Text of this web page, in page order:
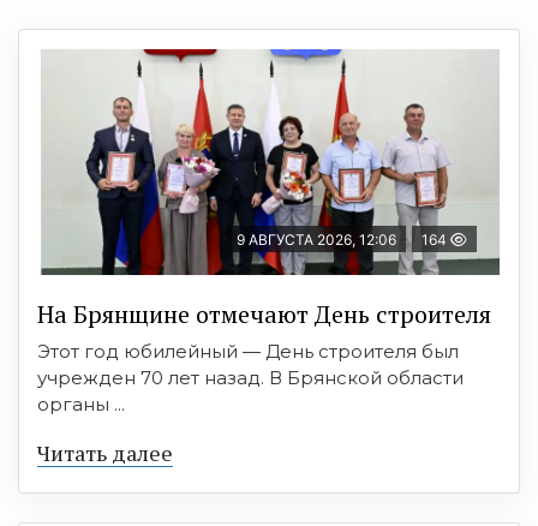
9 АВГУСТА 2026, 12:06 164
На Брянщине отмечают День строителя
Этот год юбилейный — День строителя был
учрежден 70 лет назад. В Брянской области
органы ...
Читать далее